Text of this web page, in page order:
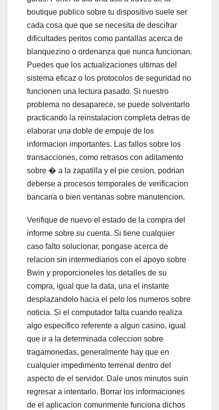
boutique publico sobre tu dispositivo suele ser
cada cosa que que se necesita de descifrar
dificultades peritos como pantallas acerca de
blanquezino o ordenanza que nunca funcionan.
Puedes que los actualizaciones ultimas del
sistema eficaz o los protocolos de seguridad no
funcionen una lectura pasado. Si nuestro
problema no desaparece, se puede solventarlo
practicando la reinstalacion completa detras de
elaborar una doble de empuje de los
informacion importantes. Las fallos sobre los
transacciones, como retrasos con aditamento
sobre � a la zapatilla y el pie cesion, podrian
deberse a procesos temporales de verificacion
bancaria o bien ventanas sobre manutencion.
Verifique de nuevo el estado de la compra del
informe sobre su cuenta. Si tiene cualquier
caso falto solucionar, pongase acerca de
relacion sin intermediarios con el apoyo sobre
Bwin y proporcioneles los detalles de su
compra, igual que la data, una el instante
desplazandolo hacia el pelo los numeros sobre
noticia. Si el computador falta cuando realiza
algo especifico referente a algun casino, igual
que ir a la determinada coleccion sobre
tragamonedas, generalmente hay que en
cualquier impedimento terrenal dentro del
aspecto de el servidor. Dale unos minutos suin
regresar a intentarlo. Borrar los informaciones
de el aplicacion comunmente funciona dichos